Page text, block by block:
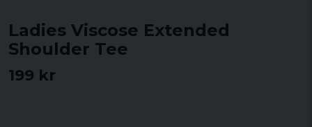
Ladies Viscose Extended
Shoulder Tee
199 kr